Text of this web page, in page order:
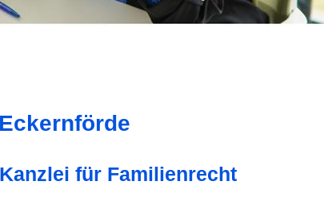
für Familienrecht